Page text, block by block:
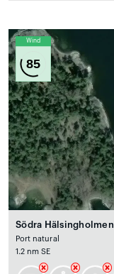
Wind
85
Södra Hälsingholmen
Port natural
1.2 nm SE